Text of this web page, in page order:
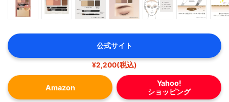
公式サイト
¥2,200(税込)
Amazon
Yahoo!
ショッピング